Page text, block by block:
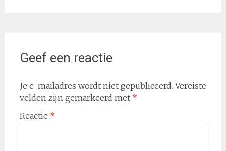
Geef een reactie
Je e-mailadres wordt niet gepubliceerd. Vereiste
velden zijn gemarkeerd met *
Reactie *